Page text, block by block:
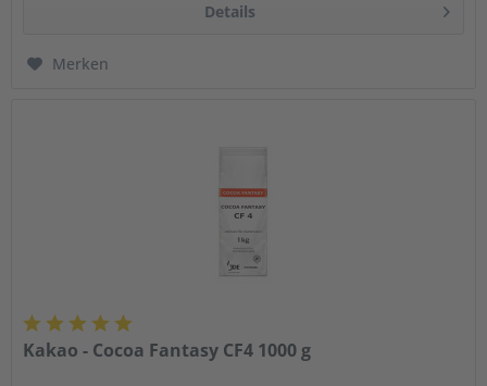
Details
Merken
Kakao - Cocoa Fantasy CF4 1000 g